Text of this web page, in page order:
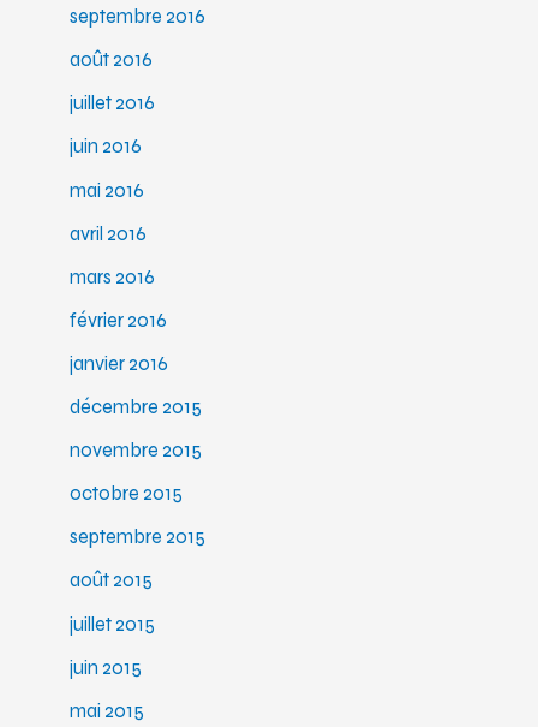
septembre 2016
août 2016
juillet 2016
juin 2016
mai 2016
avril 2016
mars 2016
février 2016
janvier 2016
décembre 2015
novembre 2015
octobre 2015
septembre 2015
août 2015
juillet 2015
juin 2015
mai 2015